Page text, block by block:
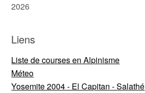
2026
Liens
Liste de courses en Alpinisme
Méteo
Yosemite 2004 - El Capitan - Salathé